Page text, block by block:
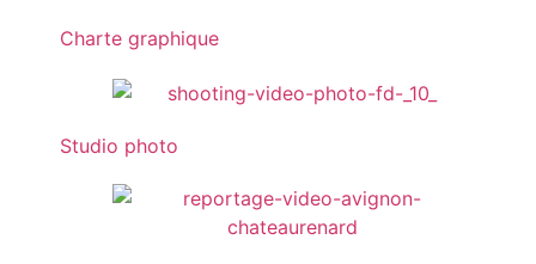
Charte graphique
Studio photo